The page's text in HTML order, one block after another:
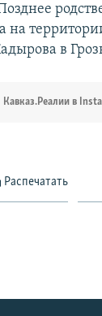
на
в
Кавказ.Реалии в
Распечатать